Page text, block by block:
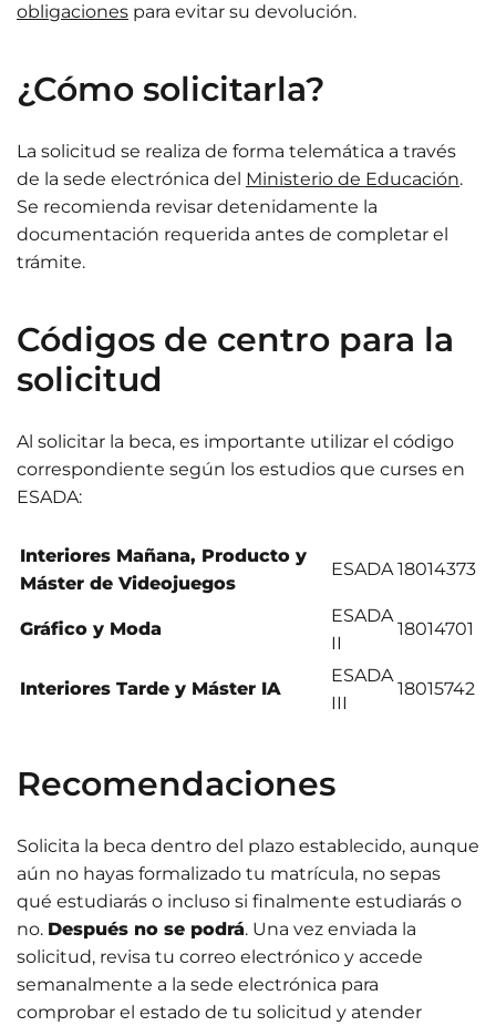
obligaciones para evitar su devolución.
¿Cómo solicitarla?
La solicitud se realiza de forma telemática a través
de la sede electrónica del Ministerio de Educación.
Se recomienda revisar detenidamente la
documentación requerida antes de completar el
trámite.​
Códigos de centro para la
solicitud
Al solicitar la beca, es importante utilizar el código
correspondiente según los estudios que curses en
ESADA:​
Interiores Mañana, Producto y
Máster de Videojuegos
ESADA 18014373
Gráfico y Moda
ESADA
II
18014701​
Interiores Tarde y Máster IA
ESADA
III
18015742
Recomendaciones
Solicita la beca dentro del plazo establecido, aunque
aún no hayas formalizado tu matrícula, no sepas
qué estudiarás o incluso si finalmente estudiarás o
no. Después no se podrá. Una vez enviada la
solicitud, revisa tu correo electrónico y accede
semanalmente a la sede electrónica para
comprobar el estado de tu solicitud y atender